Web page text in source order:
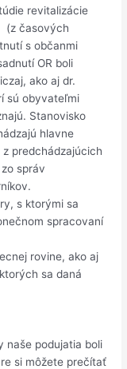
revitalizácie
(z časových
s občanmi
OR boli
ako aj dr.
sú obyvateľmi
Stanovisko
hlavne
predchádzajúcich
správ
s ktorými sa
spracovaní
rovine, ako aj
sa daná
naše podujatia boli
si môžete prečítať